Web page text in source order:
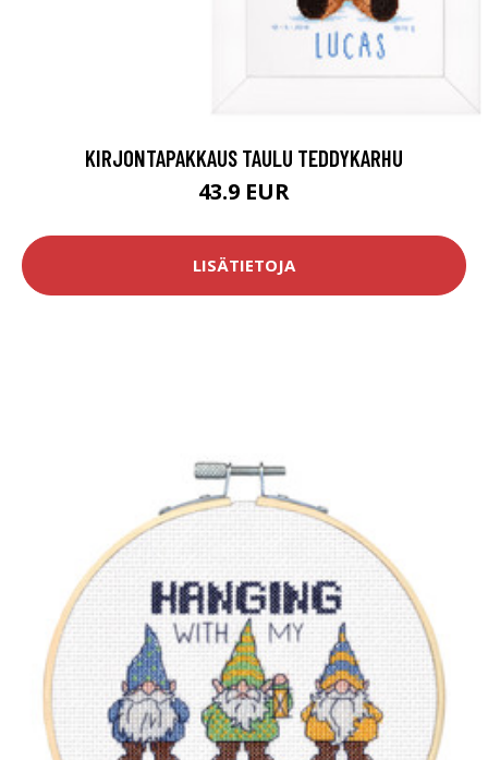
KIRJONTAPAKKAUS TAULU TEDDYKARHU
43.9 EUR
LISÄTIETOJA